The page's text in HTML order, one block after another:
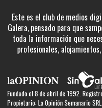
Este es el club de medios
Galera, pensado para que
toda la información que
profesionales,
Fundado el 8 de abril de 1992.
Propietario: La Opinión Semanario